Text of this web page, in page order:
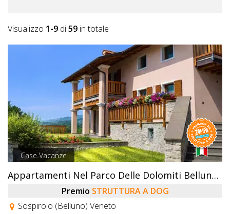
Visualizzo 1-9 di59 in totale
Case Vacanze
Appartamenti Nel Parco Delle Dolomiti Bellunesi
Premio STRUTTURA A DOG
Sospirolo (Belluno) Veneto